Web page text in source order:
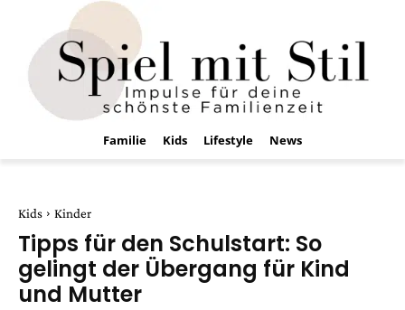
Familie Kids Lifestyle News
Kids Kinder
Tipps für den Schulstart: So
gelingt der Übergang für Kind
und Mutter